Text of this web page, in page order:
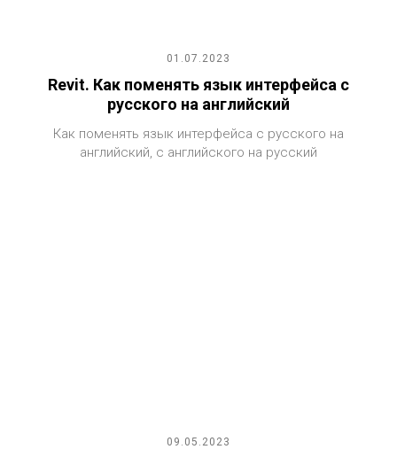
01.07.2023
Revit. Как поменять язык интерфейса с
русского на английский
Как поменять язык интерфейса с русского на
английский, с английского на русский
09.05.2023